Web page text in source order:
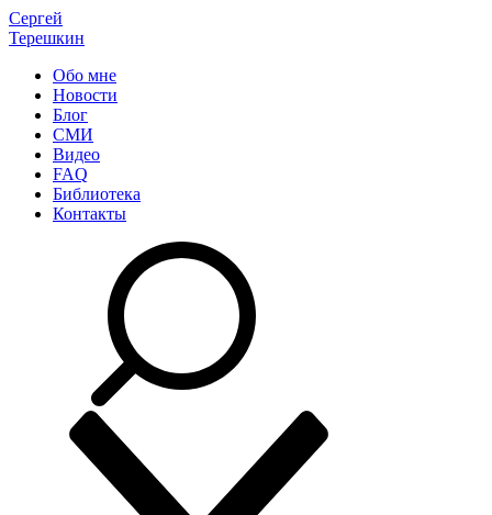
Сергей
Терешкин
Обо мне
Новости
Блог
СМИ
Видео
FAQ
Библиотека
Контакты